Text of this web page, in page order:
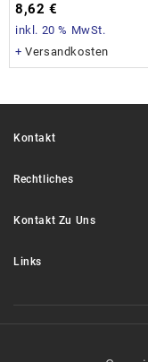
8,62 €
inkl. 20 % MwSt.
+Versandkosten
Kontakt
Rechtliches
Kontakt Zu Uns
Links